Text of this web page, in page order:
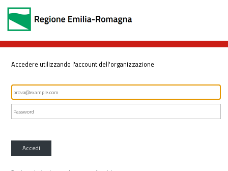
Accedere utilizzando l'account dell'organizzazione
Accedi